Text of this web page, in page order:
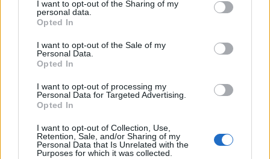
not limited to your visit or usage behaviour. You may click to
grant or deny consent to Google and its third-party tags to
use your data for below specified purposes in below Google
consent section.
I want to opt-out of the Sharing of my
personal data.
Opted In
I want to opt-out of the Sale of my
Personal Data.
Opted In
I want to opt-out of processing my
Personal Data for Targeted Advertising.
Opted In
I want to opt-out of Collection, Use,
Retention, Sale, and/or Sharing of my
Personal Data that Is Unrelated with the
Purposes for which it was collected.
F
a
ce
b
o
T
w
it
te
r
Pi
n
te
re
st
h
at
s
A
h
a
re